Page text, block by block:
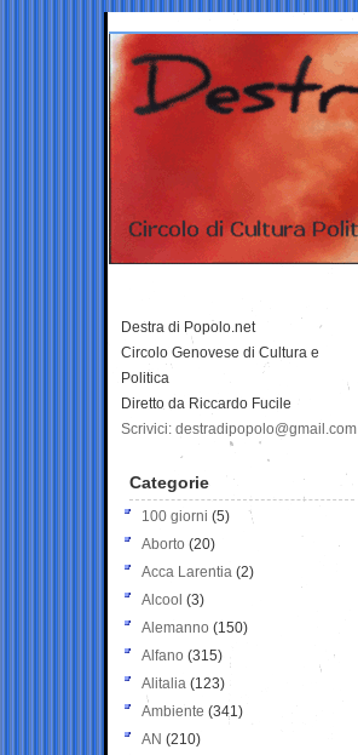
Destra di Popolo.net
Circolo Genovese di Cultura e
Politica
Diretto da Riccardo Fucile
Scrivici: destradipopolo@gmail.com
Categorie
100 giorni (5)
Aborto (20)
Acca Larentia (2)
Alcool (3)
Alemanno (150)
Alfano (315)
Alitalia (123)
Ambiente (341)
AN (210)